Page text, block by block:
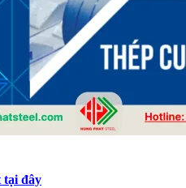
tại đây